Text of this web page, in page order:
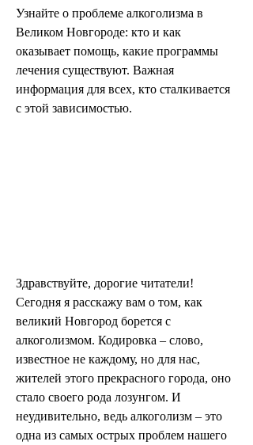
Узнайте о проблеме алкоголизма в
Великом Новгороде: кто и как
оказывает помощь, какие программы
лечения существуют. Важная
информация для всех, кто сталкивается
с этой зависимостью.
Здравствуйте, дорогие читатели!
Сегодня я расскажу вам о том, как
великий Новгород борется с
алкоголизмом. Кодировка – слово,
известное не каждому, но для нас,
жителей этого прекрасного города, оно
стало своего рода лозунгом. И
неудивительно, ведь алкоголизм – это
одна из самых острых проблем нашего